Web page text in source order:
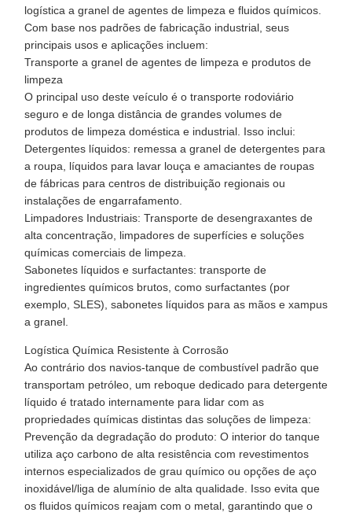
logística a granel de agentes de limpeza e fluidos químicos.
Com base nos padrões de fabricação industrial, seus
principais usos e aplicações incluem:
Transporte a granel de agentes de limpeza e produtos de
limpeza
O principal uso deste veículo é o transporte rodoviário
seguro e de longa distância de grandes volumes de
produtos de limpeza doméstica e industrial. Isso inclui:
Detergentes líquidos: remessa a granel de detergentes para
a roupa, líquidos para lavar louça e amaciantes de roupas
de fábricas para centros de distribuição regionais ou
instalações de engarrafamento.
Limpadores Industriais: Transporte de desengraxantes de
alta concentração, limpadores de superfícies e soluções
químicas comerciais de limpeza.
Sabonetes líquidos e surfactantes: transporte de
ingredientes químicos brutos, como surfactantes (por
exemplo, SLES), sabonetes líquidos para as mãos e xampus
a granel.
Logística Química Resistente à Corrosão
Ao contrário dos navios-tanque de combustível padrão que
transportam petróleo, um reboque dedicado para detergente
líquido é tratado internamente para lidar com as
propriedades químicas distintas das soluções de limpeza:
Prevenção da degradação do produto: O interior do tanque
utiliza aço carbono de alta resistência com revestimentos
internos especializados de grau químico ou opções de aço
inoxidável/liga de alumínio de alta qualidade. Isso evita que
os fluidos químicos reajam com o metal, garantindo que o